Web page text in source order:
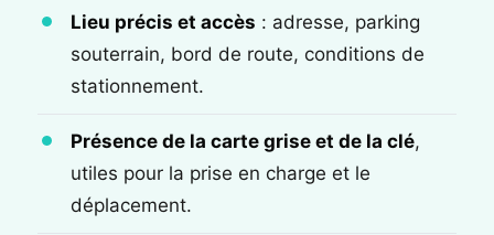
Lieu précis et accès : adresse, parking
souterrain, bord de route, conditions de
stationnement.
Présence de la carte grise et de la clé,
utiles pour la prise en charge et le
déplacement.